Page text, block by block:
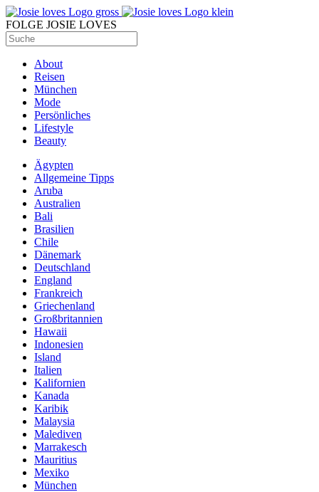
FOLGE JOSIE LOVES
About
Reisen
München
Mode
Persönliches
Lifestyle
Beauty
Ägypten
Allgemeine Tipps
Aruba
Australien
Bali
Brasilien
Chile
Dänemark
Deutschland
England
Frankreich
Griechenland
Großbritannien
Hawaii
Indonesien
Island
Italien
Kalifornien
Kanada
Karibik
Malaysia
Malediven
Marrakesch
Mauritius
Mexiko
München